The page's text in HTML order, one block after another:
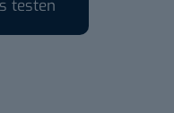
testen